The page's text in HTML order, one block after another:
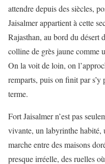
attendre depuis des siècles,
Jaisalmer appartient à cette
Rajasthan, au bord du désert
colline de grès jaune comme
On la voit de loin, on
remparts, puis on finit par s’y
terme.
Fort Jaisalmer n’est pas
vivante, un labyrinthe habité,
marche entre des maisons
presque irréelle, des ruelles